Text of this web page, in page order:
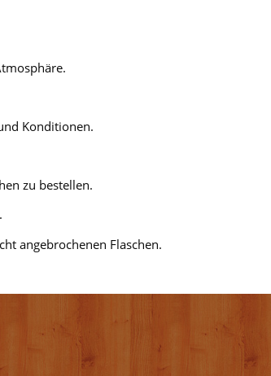
Konditionen.
zu bestellen.
angebrochenen Flaschen.